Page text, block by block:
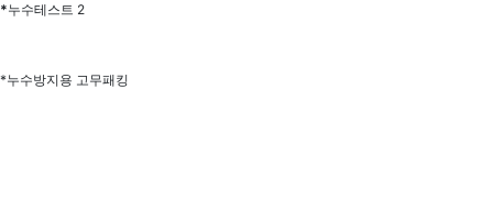
*누수테스트 2
*누수방지용 고무패킹